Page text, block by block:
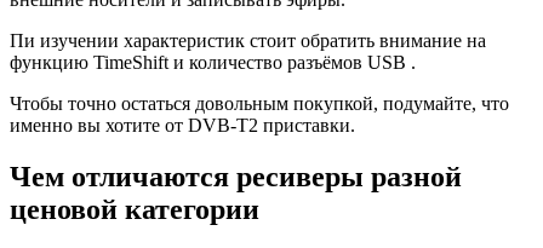
Пи изучении характеристик стоит обратить внимание на
функцию TimeShift и количество разъёмов USB .
Чтобы точно остаться довольным покупкой, подумайте, что
именно вы хотите от DVB-T2 приставки.
Чем отличаются ресиверы разной
ценовой категории